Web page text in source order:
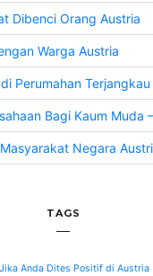
Dibenci Orang Austria
Warga Austria
Perumahan Terjangkau
Bagi Kaum Muda
Negara
TAGS
Anda Dites Positif di Austria